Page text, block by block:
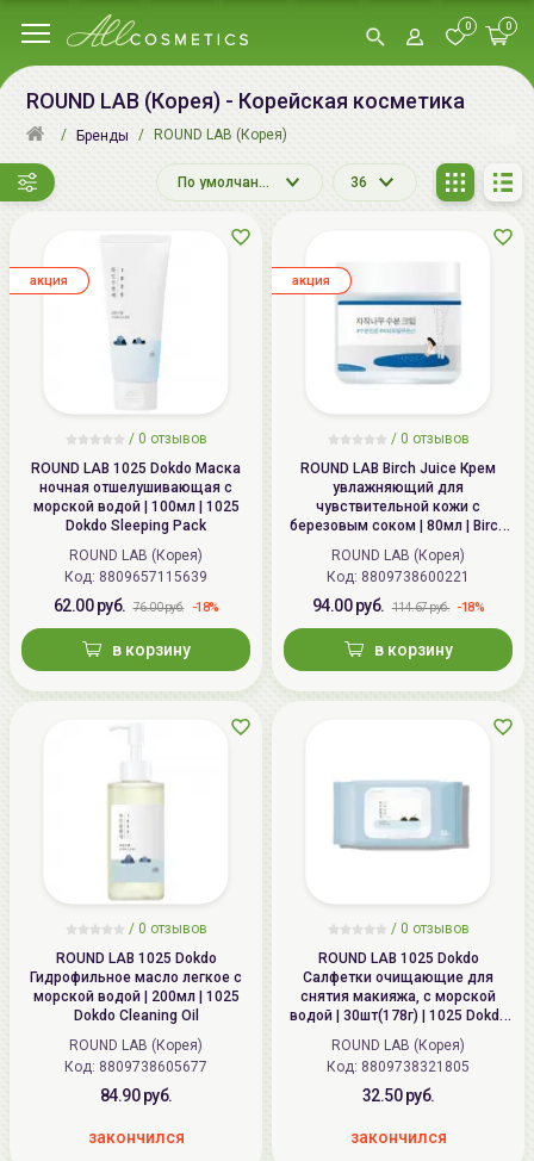
0 0
ROUND LAB (Корея) - Корейская косметика
Бренды ROUND LAB (Корея)
По умолчанию 36
/ 0 отзывов
ROUND LAB 1025 Dokdo Маска
ночная отшелушивающая с
морской водой | 100мл | 1025
Dokdo Sleeping Pack
ROUND LAB (Корея)
Код: 8809657115639
62.00 руб. 76.00 руб. -18%
в корзину
aкция
/ 0 отзывов
ROUND LAB Birch Juice Крем
увлажняющий для
чувствительной кожи с
березовым соком | 80мл | Birch
Juice Moisturizing Cream
ROUND LAB (Корея)
Код: 8809738600221
94.00 руб. 114.67 руб. -18%
в корзину
aкция
/ 0 отзывов
ROUND LAB 1025 Dokdo
Гидрофильное масло легкое с
морской водой | 200мл | 1025
Dokdo Cleaning Oil
ROUND LAB (Корея)
Код: 8809738605677
84.90 руб.
закончился
/ 0 отзывов
ROUND LAB 1025 Dokdo
Салфетки очищающие для
снятия макияжа, с морской
водой | 30шт(178г) | 1025 Dokdo
Cleansing Tissue
ROUND LAB (Корея)
Код: 8809738321805
32.50 руб.
закончился